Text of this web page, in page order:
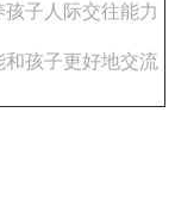
子人际交往能力
和孩子更好地交流